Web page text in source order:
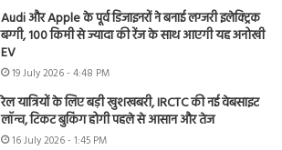
Audi और Apple के पूर्व डिजाइनरों ने बनाई लग्जरी इलेक्ट्रिक
बग्गी, 100 किमी से ज्यादा की रेंज के साथ आएगी यह अनोखी
EV
19 July 2026 - 4:48 PM
रेल यात्रियों के लिए बड़ी खुशखबरी, IRCTC की नई वेबसाइट
लॉन्च, टिकट बुकिंग होगी पहले से आसान और तेज
16 July 2026 - 1:45 PM